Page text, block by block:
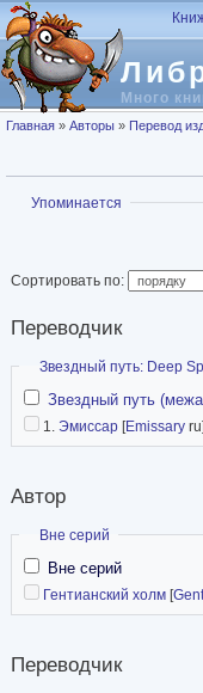
Перейти к основному
Много
Вы здесь
Главная » Авторы » Перевод
Показать
Упоминается
Сортировать по:
Переводчик
Скрыть
Звездный путь: Deep
Звездный путь
1. Эмиссар [Emissary
Автор
Скрыть
Вне серий
Вне серий
Гентианский холм [
Переводчик